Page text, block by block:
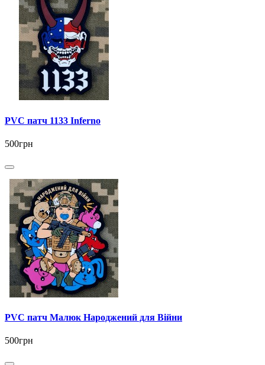
PVC патч 1133 Inferno
500грн
PVC патч Малюк Народжений для Війни
500грн